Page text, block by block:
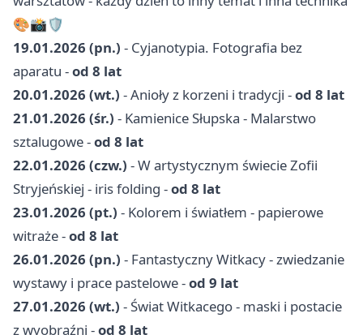
🎨📸🛡️
19.01.2026 (pn.) - Cyjanotypia. Fotografia bez
aparatu -od 8 lat
20.01.2026 (wt.) - Anioły z korzeni i tradycji -od 8 lat
21.01.2026 (śr.) - Kamienice Słupska - Malarstwo
sztalugowe -od 8 lat
22.01.2026 (czw.) - W artystycznym świecie Zofii
Stryjeńskiej - iris folding -od 8 lat
23.01.2026 (pt.) - Kolorem i światłem - papierowe
witraże -od 8 lat
26.01.2026 (pn.) - Fantastyczny Witkacy - zwiedzanie
wystawy i prace pastelowe -od 9 lat
27.01.2026 (wt.) - Świat Witkacego - maski i postacie
z wyobraźni -od 8 lat